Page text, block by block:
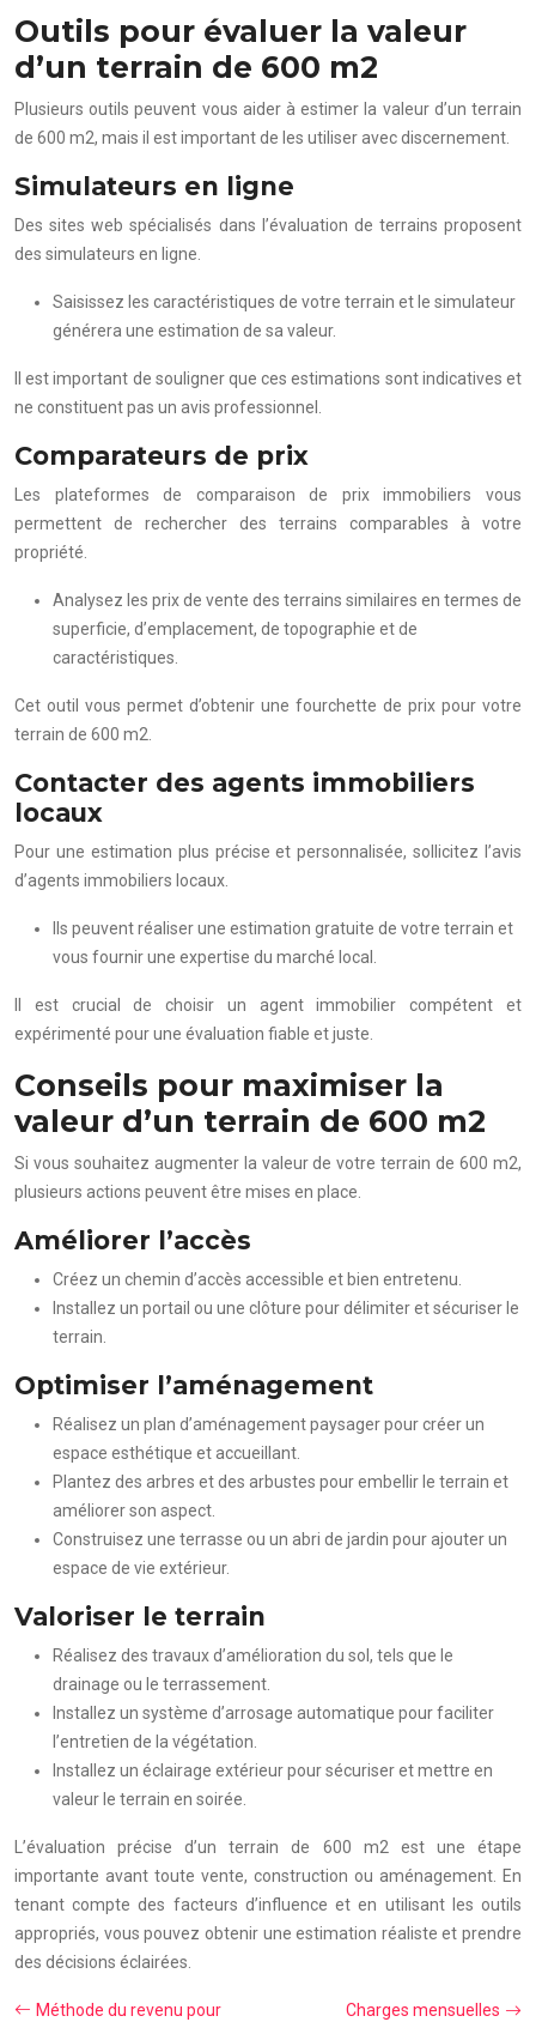
Outils pour évaluer la valeur
d’un terrain de 600 m2
Plusieurs outils peuvent vous aider à estimer la valeur d’un terrain
de 600 m2, mais il est important de les utiliser avec discernement.
Simulateurs en ligne
Des sites web spécialisés dans l’évaluation de terrains proposent
des simulateurs en ligne.
Saisissez les caractéristiques de votre terrain et le simulateur
générera une estimation de sa valeur.
Il est important de souligner que ces estimations sont indicatives et
ne constituent pas un avis professionnel.
Comparateurs de prix
Les plateformes de comparaison de prix immobiliers vous
permettent de rechercher des terrains comparables à votre
propriété.
Analysez les prix de vente des terrains similaires en termes de
superficie, d’emplacement, de topographie et de
caractéristiques.
Cet outil vous permet d’obtenir une fourchette de prix pour votre
terrain de 600 m2.
Contacter des agents immobiliers
locaux
Pour une estimation plus précise et personnalisée, sollicitez l’avis
d’agents immobiliers locaux.
Ils peuvent réaliser une estimation gratuite de votre terrain et
vous fournir une expertise du marché local.
Il est crucial de choisir un agent immobilier compétent et
expérimenté pour une évaluation fiable et juste.
Conseils pour maximiser la
valeur d’un terrain de 600 m2
Si vous souhaitez augmenter la valeur de votre terrain de 600 m2,
plusieurs actions peuvent être mises en place.
Améliorer l’accès
Créez un chemin d’accès accessible et bien entretenu.
Installez un portail ou une clôture pour délimiter et sécuriser le
terrain.
Optimiser l’aménagement
Réalisez un plan d’aménagement paysager pour créer un
espace esthétique et accueillant.
Plantez des arbres et des arbustes pour embellir le terrain et
améliorer son aspect.
Construisez une terrasse ou un abri de jardin pour ajouter un
espace de vie extérieur.
Valoriser le terrain
Réalisez des travaux d’amélioration du sol, tels que le
drainage ou le terrassement.
Installez un système d’arrosage automatique pour faciliter
l’entretien de la végétation.
Installez un éclairage extérieur pour sécuriser et mettre en
valeur le terrain en soirée.
L’évaluation précise d’un terrain de 600 m2 est une étape
importante avant toute vente, construction ou aménagement. En
tenant compte des facteurs d’influence et en utilisant les outils
appropriés, vous pouvez obtenir une estimation réaliste et prendre
des décisions éclairées.
Méthode du revenu pour
Charges mensuelles